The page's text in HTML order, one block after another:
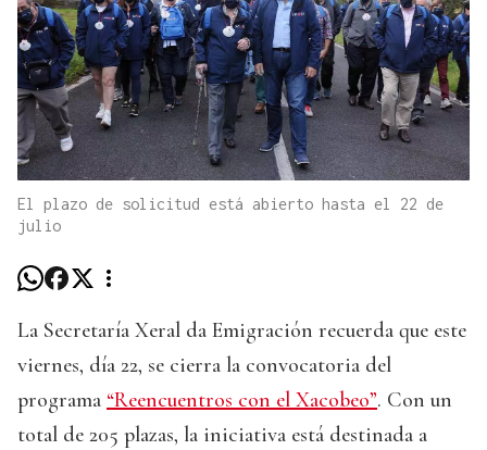
El plazo de solicitud está abierto hasta el 22 de
julio
La Secretaría Xeral da Emigración recuerda que este
viernes, día 22, se cierra la convocatoria del
programa “Reencuentros con el Xacobeo”. Con un
total de 205 plazas, la iniciativa está destinada a